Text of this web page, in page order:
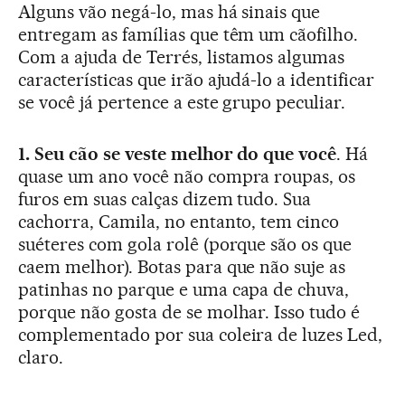
Alguns vão negá-lo, mas há sinais que
entregam as famílias que têm um cãofilho.
Com a ajuda de Terrés, listamos algumas
características que irão ajudá-lo a identificar
se você já pertence a este grupo peculiar.
1. Seu cão se veste melhor do que você. Há
quase um ano você não compra roupas, os
furos em suas calças dizem tudo. Sua
cachorra, Camila, no entanto, tem cinco
suéteres com gola rolê (porque são os que
caem melhor). Botas para que não suje as
patinhas no parque e uma capa de chuva,
porque não gosta de se molhar. Isso tudo é
complementado por sua coleira de luzes Led,
claro.